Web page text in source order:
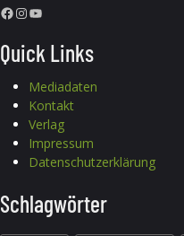
Facebook InstagramYouTube
Quick Links
Mediadaten
Kontakt
Verlag
Impressum
Datenschutzerklärung
Schlagwörter